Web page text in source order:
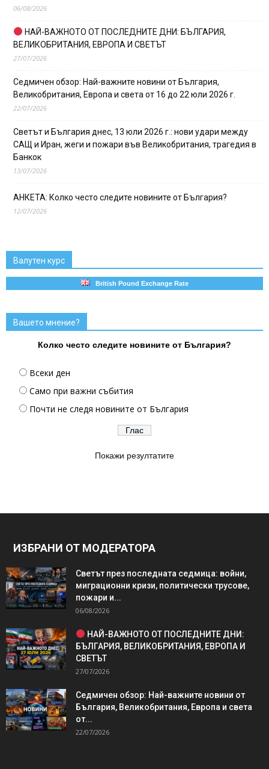
06/08/2026
НАЙ-ВАЖНОТО ОТ ПОСЛЕДНИТЕ ДНИ: БЪЛГАРИЯ,
ВЕЛИКОБРИТАНИЯ, ЕВРОПА И СВЕТЪТ
27/07/2026
Седмичен обзор: Най-важните новини от България,
Великобритания, Европа и света от 16 до 22 юли 2026 г.
22/07/2026
Светът и България днес, 13 юли 2026 г.: нови удари между
САЩ и Иран, жеги и пожари във Великобритания, трагедия в
Банкок
13/07/2026
АНКЕТА: Колко често следите новините от България?
12/07/2026
Валутен курс
British Pound Exchange Rate
Вашето мнение?
Колко често следите новините от България?
Всеки ден
Само при важни събития
Почти не следя новините от България
Покажи резултатите
ИЗБРАНИ ОТ МОДЕРАТОРА
Светът през последната седмица: войни,
миграционни кризи, политически трусове,
пожари и...
06/08/2026
НАЙ-ВАЖНОТО ОТ ПОСЛЕДНИТЕ ДНИ:
БЪЛГАРИЯ, ВЕЛИКОБРИТАНИЯ, ЕВРОПА И
СВЕТЪТ
27/07/2026
Седмичен обзор: Най-важните новини от
България, Великобритания, Европа и света
от...
22/07/2026